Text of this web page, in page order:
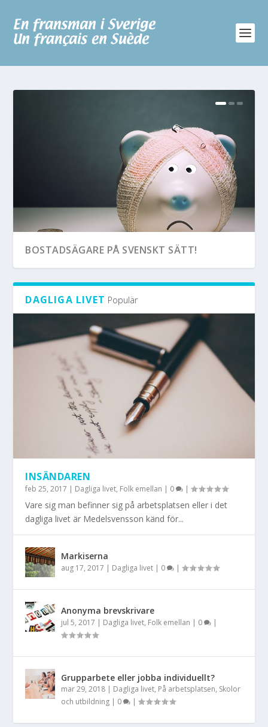
BOSTADSÄGARE PÅ SVENSKT SÄTT!
GRUPPARBETE ELLER JOBBA INDIVIDUELLT?
BOSTAD OCH SKATT: FÖRR ELLER EFTER?
DAGLIGA LIVET Populär
INSÄNDAREN
feb 25, 2017 | Dagliga livet, Folk emellan | 0 |
Vare sig man befinner sig på arbetsplatsen eller i det
dagliga livet är Medelsvensson känd för...
Markiserna
aug 17, 2017 | Dagliga livet | 0 |
Anonyma brevskrivare
jul 5, 2017 | Dagliga livet, Folk emellan | 0 |
Grupparbete eller jobba individuellt?
mar 29, 2018 | Dagliga livet, På arbetsplatsen, Skolor
och utbildning | 0 |